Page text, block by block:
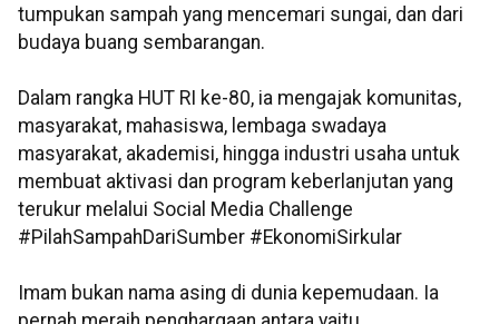
tumpukan sampah yang mencemari sungai, dan dari
budaya buang sembarangan.
Dalam rangka HUT RI ke-80, ia mengajak komunitas,
masyarakat, mahasiswa, lembaga swadaya
masyarakat, akademisi, hingga industri usaha untuk
membuat aktivasi dan program keberlanjutan yang
terukur melalui Social Media Challenge
#PilahSampahDariSumber #EkonomiSirkular
Imam bukan nama asing di dunia kepemudaan. Ia